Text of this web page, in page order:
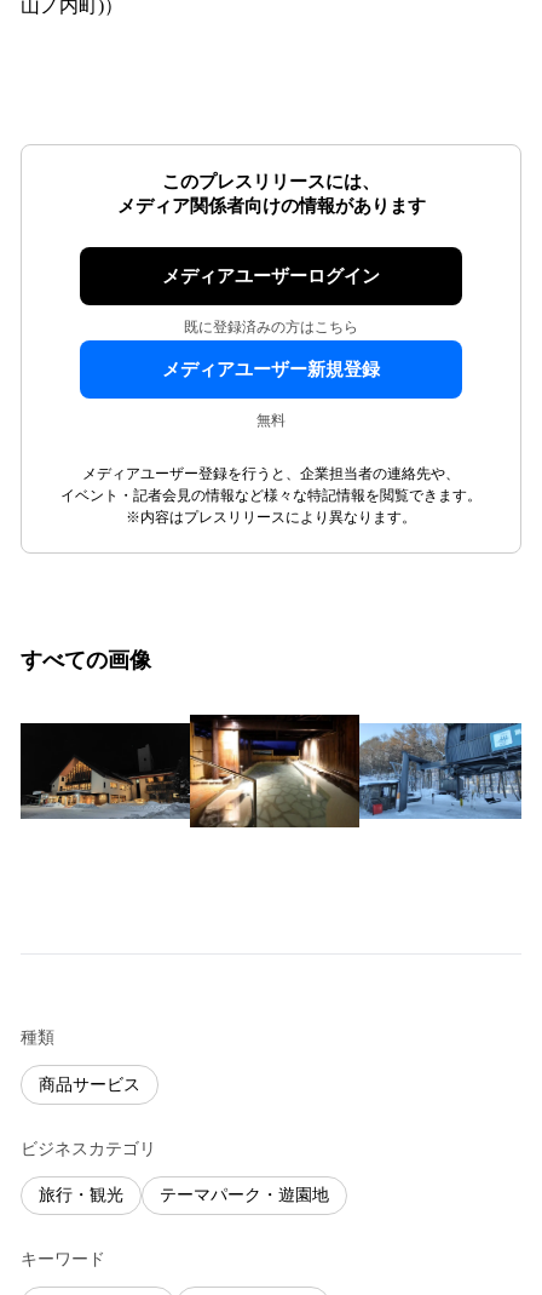
山ノ内町)）
このプレスリリースには、
メディア関係者向けの情報があります
メディアユーザーログイン
既に登録済みの方はこちら
メディアユーザー新規登録
無料
メディアユーザー登録を行うと、企業担当者の連絡先や、
イベント・記者会見の情報など様々な特記情報を閲覧できます。
※内容はプレスリリースにより異なります。
すべての画像
種類
商品サービス
ビジネスカテゴリ
旅行・観光 テーマパーク・遊園地
キーワード